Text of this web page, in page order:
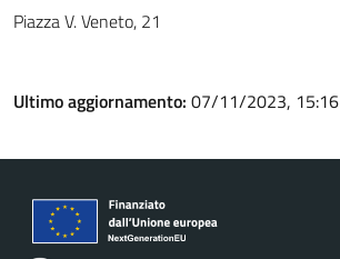
Piazza V. Veneto, 21
Ultimo aggiornamento: 07/11/2023, 15:16